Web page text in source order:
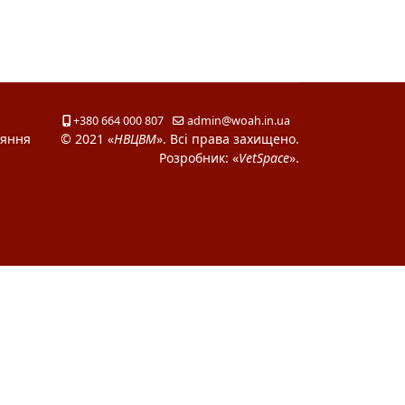
+380 664 000 807 admin@woah.in.ua
© 2021 «НВЦВМ». Всі права захищено.
Розробник: «VetSpace».